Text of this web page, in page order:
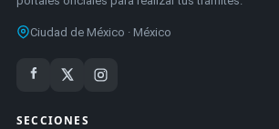
Ciudad de México · México
SECCIONES